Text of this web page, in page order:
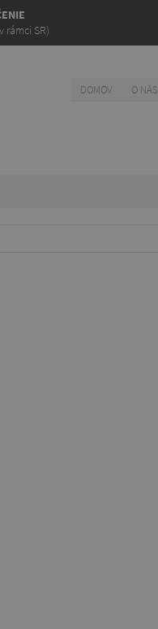
rámci SR)
DOMOV O NÁS